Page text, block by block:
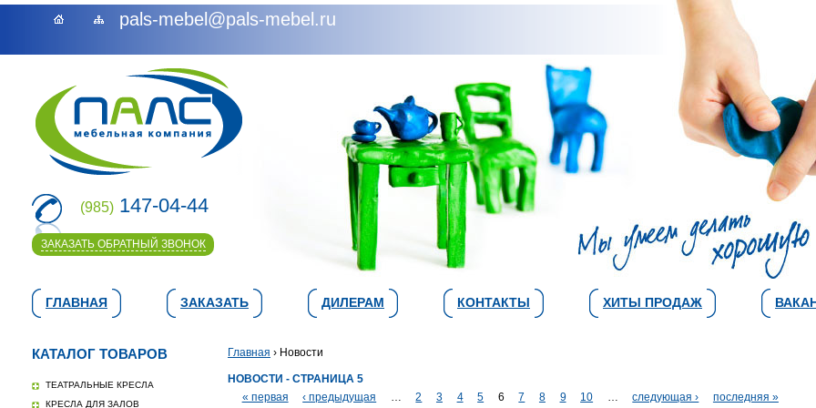
pals-mebel@pals-mebel.ru
(985) 147-04-44
ЗАКАЗАТЬ ОБРАТНЫЙ ЗВОНОК
ГЛАВНАЯ ЗАКАЗАТЬ ДИЛЕРАМ КОНТАКТЫ ХИТЫ ПРОДАЖ
КАТАЛОГ ТОВАРОВ
ТЕАТРАЛЬНЫЕ КРЕСЛА
КРЕСЛА ДЛЯ ЗАЛОВ
Главная › Новости
НОВОСТИ - СТРАНИЦА 5
« первая
‹ предыдущая … 2 3 4 5 6 7 8 9 10 … следующая › последняя »